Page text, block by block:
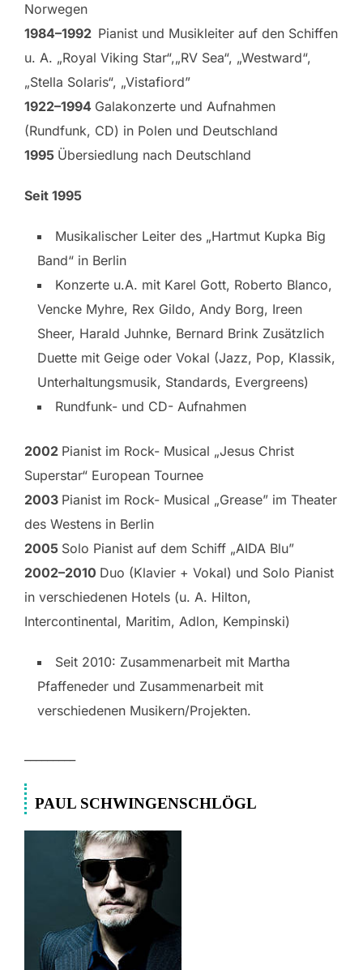
Norwegen
1984–1992 Pianist und Musikleiter auf den Schiffen
u. A. „Royal Viking Star“,„RV Sea“, „Westward“,
„Stella Solaris“, „Vistafiord”
1922–1994 Galakonzerte und Aufnahmen
(Rundfunk, CD) in Polen und Deutschland
1995 Übersiedlung nach Deutschland
Seit 1995
Musikalischer Leiter des „Hartmut Kupka Big
Band“ in Berlin
Konzerte u.A. mit Karel Gott, Roberto Blanco,
Vencke Myhre, Rex Gildo, Andy Borg, Ireen
Sheer, Harald Juhnke, Bernard Brink Zusätzlich
Duette mit Geige oder Vokal (Jazz, Pop, Klassik,
Unterhaltungsmusik, Standards, Evergreens)
Rundfunk- und CD- Aufnahmen
2002 Pianist im Rock- Musical „Jesus Christ
Superstar“ European Tournee
2003 Pianist im Rock- Musical „Grease” im Theater
des Westens in Berlin
2005 Solo Pianist auf dem Schiff „AIDA Blu”
2002–2010 Duo (Klavier + Vokal) und Solo Pianist
in verschiedenen Hotels (u. A. Hilton,
Intercontinental, Maritim, Adlon, Kempinski)
Seit 2010: Zusammenarbeit mit Martha
Pfaffeneder und Zusammenarbeit mit
verschiedenen Musikern/Projekten.
PAUL SCHWINGENSCHLÖGL